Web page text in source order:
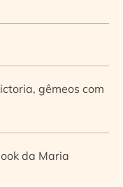
gêmeos com
da Maria